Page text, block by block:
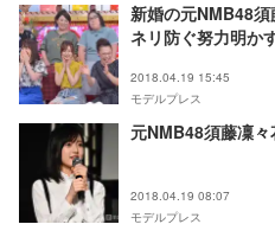
新婚の元NMB48
ネリ防ぐ努力明か
2018.04.19 15:45
モデルプレス
元NMB48須藤凜
2018.04.19 08:07
モデルプレス